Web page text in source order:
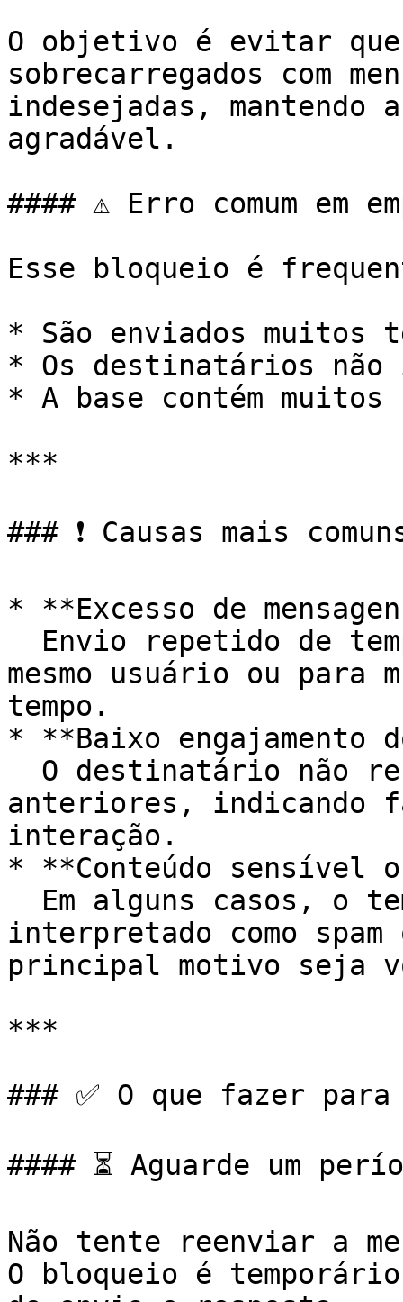
O objetivo é evitar
sobrecarregados com
indesejadas, mantendo
agradável.
#### ⚠️ Erro comum em
Esse bloqueio é
* São enviados muitos
* Os destinatários não
* A base contém
***
### ❗ Causas mais
* **Excesso de
mesmo usuário ou para
tempo.
* **Baixo engajamento
anteriores, indicando
interação.
* **Conteúdo sensível
interpretado como spam
principal motivo seja
***
### ✅ O que fazer
#### ⏳ Aguarde um
Não tente reenviar a
O bloqueio é temporário